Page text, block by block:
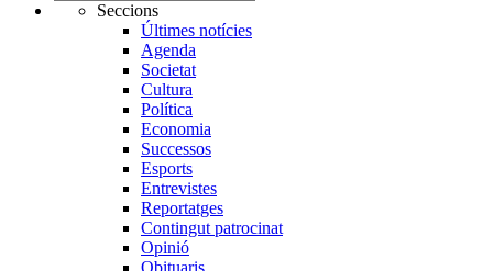
Seccions
Últimes notícies
Agenda
Societat
Cultura
Política
Economia
Successos
Esports
Entrevistes
Reportatges
Contingut patrocinat
Opinió
Obituaris